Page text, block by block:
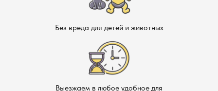
Без вреда для детей и животных
Выезжаем в любое удобное для